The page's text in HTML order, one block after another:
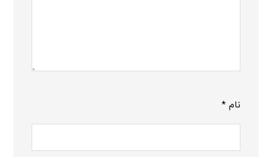
نام*